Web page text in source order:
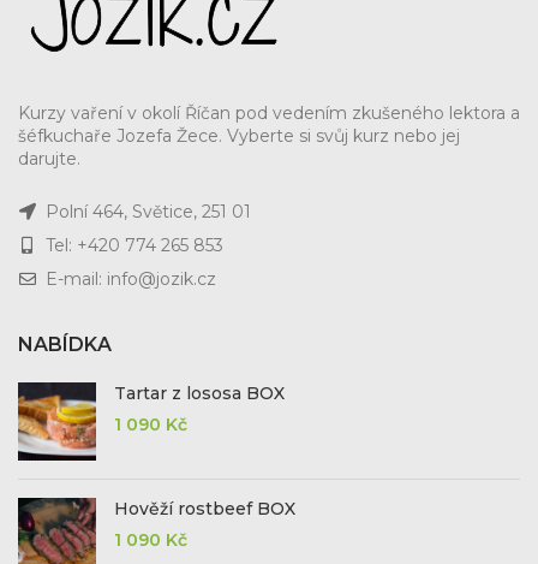
Kurzy vaření v okolí Říčan pod vedením zkušeného lektora a
šéfkuchaře Jozefa Žece. Vyberte si svůj kurz nebo jej
darujte.
Polní 464, Světice, 251 01
Tel: +420 774 265 853
E-mail: info@jozik.cz
NABÍDKA
Tartar z lososa BOX
1 090 Kč
Hověží rostbeef BOX
1 090 Kč